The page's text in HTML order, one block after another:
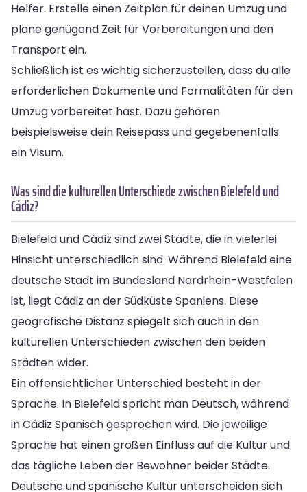
Helfer. Erstelle einen Zeitplan für deinen Umzug und
plane genügend Zeit für Vorbereitungen und den
Transport ein.
Schließlich ist es wichtig sicherzustellen, dass du alle
erforderlichen Dokumente und Formalitäten für den
Umzug vorbereitet hast. Dazu gehören
beispielsweise dein Reisepass und gegebenenfalls
ein Visum.
Was sind die kulturellen Unterschiede zwischen Bielefeld und
Cádiz?
Bielefeld und Cádiz sind zwei Städte, die in vielerlei
Hinsicht unterschiedlich sind. Während Bielefeld eine
deutsche Stadt im Bundesland Nordrhein-Westfalen
ist, liegt Cádiz an der Südküste Spaniens. Diese
geografische Distanz spiegelt sich auch in den
kulturellen Unterschieden zwischen den beiden
Städten wider.
Ein offensichtlicher Unterschied besteht in der
Sprache. In Bielefeld spricht man Deutsch, während
in Cádiz Spanisch gesprochen wird. Die jeweilige
Sprache hat einen großen Einfluss auf die Kultur und
das tägliche Leben der Bewohner beider Städte.
Deutsche und spanische Kultur unterscheiden sich